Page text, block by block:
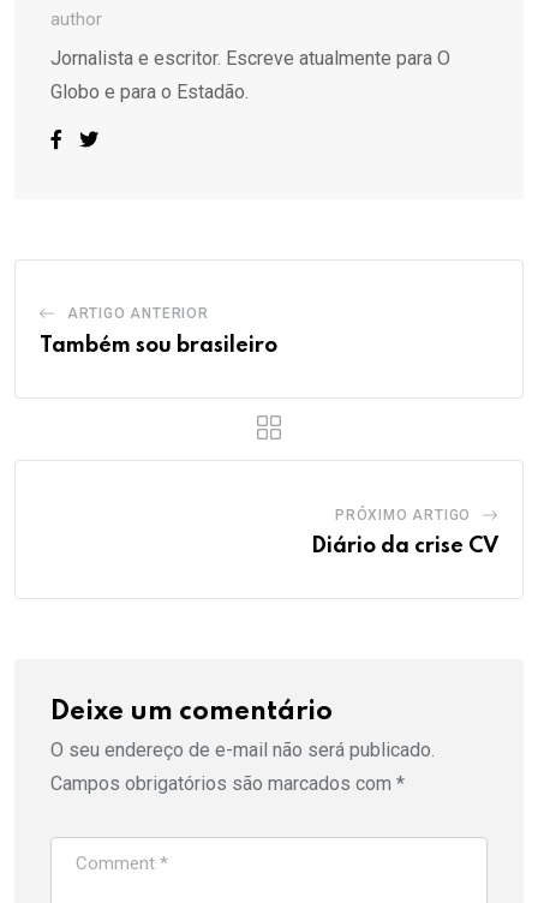
author
Jornalista e escritor. Escreve atualmente para O
Globo e para o Estadão.
ARTIGO ANTERIOR
Também sou brasileiro
PRÓXIMO ARTIGO
Diário da crise CV
Deixe um comentário
O seu endereço de e-mail não será publicado.
Campos obrigatórios são marcados com *